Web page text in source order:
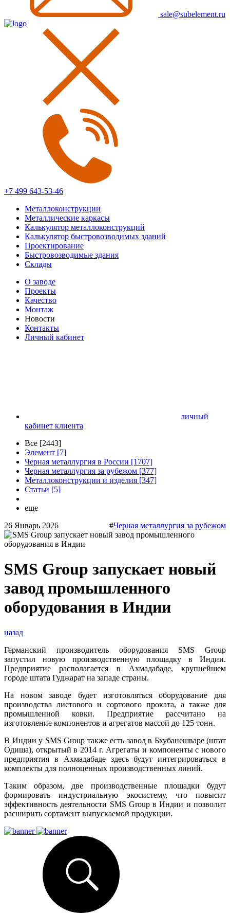
sale@subelement.ru
+7 499 643-53-46
Металлоконструкции
Металлические каркасы
Калькулятор металлоконструкций
Калькулятор быстровозводимых зданий
Проектирование
Быстровозводимые здания
Склады
О заводе
Проекты
Качество
Монтаж
Новости
Контакты
Личный кабинет
личный
кабинет клиента
Все [2443]
Элемент [7]
Черная металлургия в России [1707]
Черная металлургия за рубежом [377]
Металлоконструкции и изделия [347]
Статьи [5]
еще
26 Январь 2026
#Черная металлургия за рубежом
SMS Group запускает новый
завод промышленного
оборудования в Индии
назад
Германский производитель оборудования SMS Group
запустил новую производственную площадку в Индии.
Предприятие располагается в Ахмадабаде, крупнейшем
городе штата Гуджарат на западе страны.
На новом заводе будет изготовляться оборудование для
производства листового и сортового проката, а также для
промышленной ковки. Предприятие рассчитано на
изготовление компонентов и агрегатов массой до 125 тонн.
В Индии у SMS Group также есть завод в Бхубанешваре (штат
Одиша), открытый в 2014 г. Агрегаты и компоненты с нового
предприятия в Ахмадабаде здесь будут интегрироваться в
комплекты для полноценных производственных линий.
Таким образом, две производственные площадки будут
формировать индустриальную экосистему, что повысит
эффективность деятельности SMS Group в Индии и позволит
расширить сортамент выпускаемой продукции.